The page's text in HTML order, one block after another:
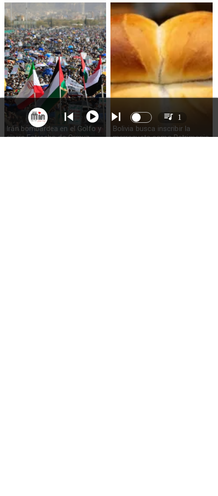
Irán bombardea en el Golfo y
cierra Estrecho de Ormuz
Bolivia busca inscribir la
marraqueta como Patrimonio
1